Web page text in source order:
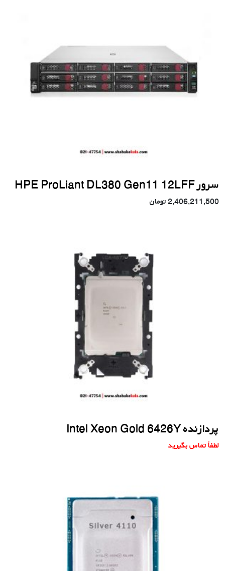
سرور HPE ProLiant DL380 Gen11 12LFF
2,406,211,500تومان
پردازنده Intel Xeon Gold 6426Y
لطفاً تماس بگیرید